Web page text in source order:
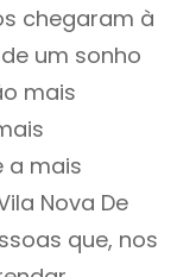
chegaram à
um sonho
mais
a mais
Nova De
que, nos